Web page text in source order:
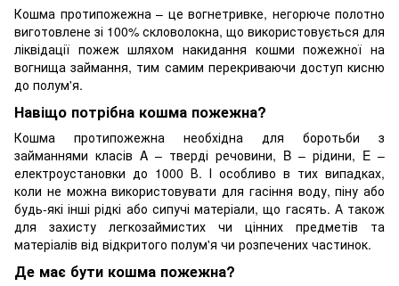
Кошма протипожежна – це вогнетривке, негорюче полотно
виготовлене зі 100% скловолокна, що використовується для
ліквідації пожеж шляхом накидання кошми пожежної на
вогнища займання, тим самим перекриваючи доступ кисню
до полум'я.
Навіщо потрібна кошма пожежна?
Кошма протипожежна необхідна для боротьби з
займаннями класів A – тверді речовини, B – рідини, E –
електроустановки до 1000 В. І особливо в тих випадках,
коли не можна використовувати для гасіння воду, піну або
будь-які інші рідкі або сипучі матеріали, що гасять. А також
для захисту легкозаймистих чи цінних предметів та
матеріалів від відкритого полум'я чи розпечених частинок.
Де має бути кошма пожежна?